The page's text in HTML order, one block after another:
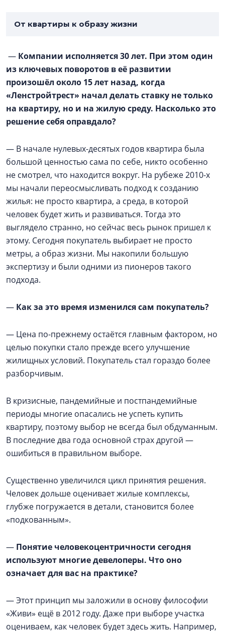
От квартиры к образу жизни
— Компании исполняется 30 лет. При этом один
из ключевых поворотов в её развитии
произошёл около 15 лет назад, когда
«Ленстройтрест» начал делать ставку не только
на квартиру, но и на жилую среду. Насколько это
решение себя оправдало?
— В начале нулевых-десятых годов квартира была
большой ценностью сама по себе, никто особенно
не смотрел, что находится вокруг. На рубеже 2010-х
мы начали переосмысливать подход к созданию
жилья: не просто квартира, а среда, в которой
человек будет жить и развиваться. Тогда это
выглядело странно, но сейчас весь рынок пришел к
этому. Сегодня покупатель выбирает не просто
метры, а образ жизни. Мы накопили большую
экспертизу и были одними из пионеров такого
подхода.
— Как за это время изменился сам покупатель?
— Цена по-прежнему остаётся главным фактором, но
целью покупки стало прежде всего улучшение
жилищных условий. Покупатель стал гораздо более
разборчивым.
В кризисные, пандемийные и постпандемийные
периоды многие опасались не успеть купить
квартиру, поэтому выбор не всегда был обдуманным.
В последние два года основной страх другой —
ошибиться в правильном выборе.
Существенно увеличился цикл принятия решения.
Человек дольше оценивает жилые комплексы,
глубже погружается в детали, становится более
«подкованным».
— Понятие человекоцентричности сегодня
используют многие девелоперы. Что оно
означает для вас на практике?
— Этот принцип мы заложили в основу философии
«Живи» ещё в 2012 году. Даже при выборе участка
оцениваем, как человек будет здесь жить. Например,